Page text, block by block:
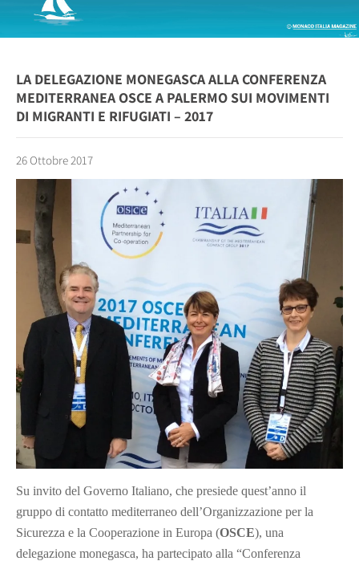
LA DELEGAZIONE MONEGASCA ALLA CONFERENZA
MEDITERRANEA OSCE A PALERMO SUI MOVIMENTI
DI MIGRANTI E RIFUGIATI – 2017
26 Ottobre 2017
Su invito del Governo Italiano, che presiede quest’anno il
gruppo di contatto mediterraneo dell’Organizzazione per la
Sicurezza e la Cooperazione in Europa (OSCE), una
delegazione monegasca, ha partecipato alla “Conferenza